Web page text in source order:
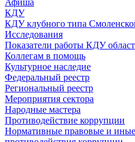
Афиша
КДУ
КДУ клубного типа
Исследования
Показатели работы КДУ
Коллегам в помощь
Культурное наследие
Федеральный реестр
Региональный реестр
Мероприятия сектора
Народные мастера
Противодействие коррупции
Нормативные правовые и